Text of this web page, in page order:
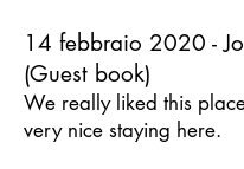
14 febbraio 2020 -
(Guest book)
We really liked this
very nice staying here.